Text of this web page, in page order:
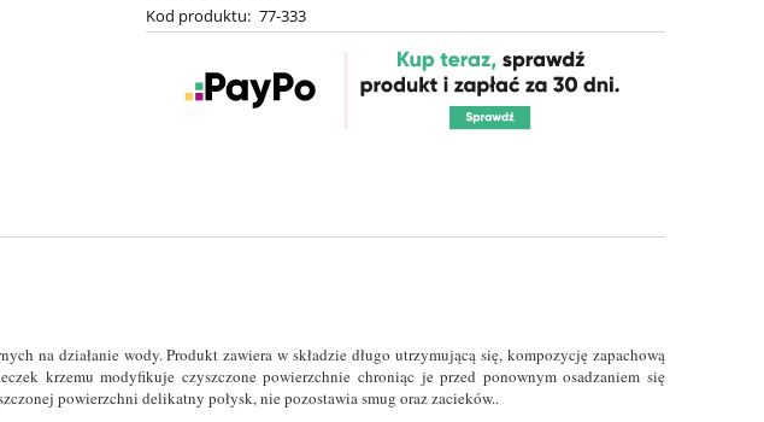
Kod produktu: 77-333
na działanie wody. Produkt zawiera w składzie długo utrzymującą się, kompozycję zapachową
krzemu modyfikuje czyszczone powierzchnie chroniąc je przed ponownym osadzaniem się
powierzchni delikatny połysk, nie pozostawia smug oraz zacieków..